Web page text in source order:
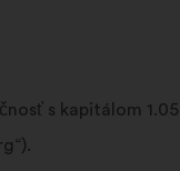
s kapitálom